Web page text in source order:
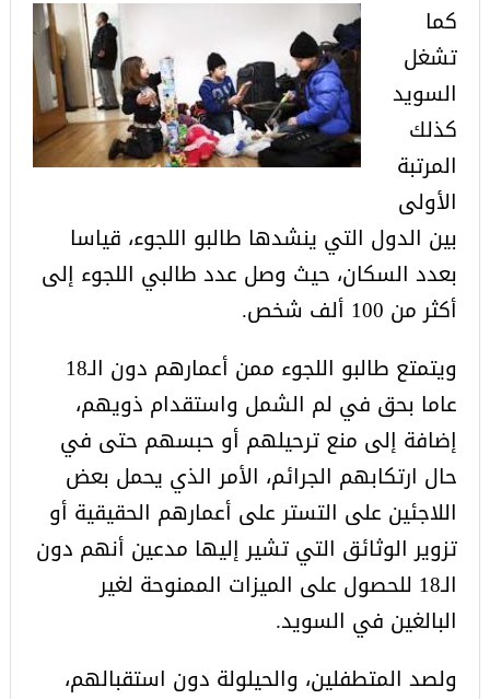
كما
تشغل
السويد
كذلك
المرتبة
الأولى
بين الدول التي ينشدها طالبو اللجوء، قياسا
بعدد السكان، حيث وصل عدد طالبي اللجوء إلى
أكثر من 100 ألف شخص.
ويتمتع طالبو اللجوء ممن أعمارهم دون الـ18
عاما بحق في لم الشمل واستقدام ذويهم،
إضافة إلى منع ترحيلهم أو حبسهم حتى في
حال ارتكابهم الجرائم، الأمر الذي يحمل بعض
اللاجئين على التستر على أعمارهم الحقيقية أو
تزوير الوثائق التي تشير إليها مدعين أنهم دون
الـ18 للحصول على الميزات الممنوحة لغير
البالغين في السويد.
ولصد المتطفلين، والحيلولة دون استقبالهم،